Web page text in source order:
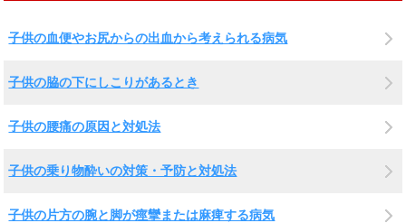
子供の血便やお尻からの出血から考えられる病気
子供の脇の下にしこりがあるとき
子供の腰痛の原因と対処法
子供の乗り物酔いの対策・予防と対処法
子供の片方の腕と脚が痙攣または麻痺する病気